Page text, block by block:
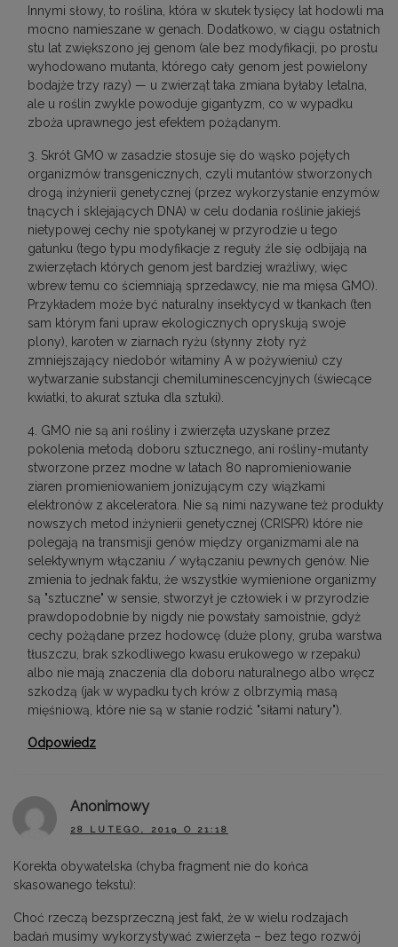
Innymi słowy, to roślina, która w skutek tysięcy lat hodowli ma
mocno namieszane w genach. Dodatkowo, w ciągu ostatnich
stu lat zwiększono jej genom (ale bez modyfikacji, po prostu
wyhodowano mutanta, którego cały genom jest powielony
bodajże trzy razy) — u zwierząt taka zmiana byłaby letalna,
ale u roślin zwykle powoduje gigantyzm, co w wypadku
zboża uprawnego jest efektem pożądanym.
3. Skrót GMO w zasadzie stosuje się do wąsko pojętych
organizmów transgenicznych, czyli mutantów stworzonych
drogą inżynierii genetycznej (przez wykorzystanie enzymów
tnących i sklejających DNA) w celu dodania roślinie jakiejś
nietypowej cechy nie spotykanej w przyrodzie u tego
gatunku (tego typu modyfikacje z reguły źle się odbijają na
zwierzętach których genom jest bardziej wrażliwy, więc
wbrew temu co ściemniają sprzedawcy, nie ma mięsa GMO).
Przykładem może być naturalny insektycyd w tkankach (ten
sam którym fani upraw ekologicznych opryskują swoje
plony), karoten w ziarnach ryżu (słynny złoty ryż
zmniejszający niedobór witaminy A w pożywieniu) czy
wytwarzanie substancji chemiluminescencyjnych (świecące
kwiatki, to akurat sztuka dla sztuki).
4. GMO nie są ani rośliny i zwierzęta uzyskane przez
pokolenia metodą doboru sztucznego, ani rośliny-mutanty
stworzone przez modne w latach 80 napromieniowanie
ziaren promieniowaniem jonizującym czy wiązkami
elektronów z akceleratora. Nie są nimi nazywane też produkty
nowszych metod inżynierii genetycznej (CRISPR) które nie
polegają na transmisji genów między organizmami ale na
selektywnym włączaniu / wyłączaniu pewnych genów. Nie
zmienia to jednak faktu, że wszystkie wymienione organizmy
są "sztuczne" w sensie, stworzył je człowiek i w przyrodzie
prawdopodobnie by nigdy nie powstały samoistnie, gdyż
cechy pożądane przez hodowcę (duże plony, gruba warstwa
tłuszczu, brak szkodliwego kwasu erukowego w rzepaku)
albo nie mają znaczenia dla doboru naturalnego albo wręcz
szkodzą (jak w wypadku tych krów z olbrzymią masą
mięśniową, które nie są w stanie rodzić "siłami natury").
Odpowiedz
Anonimowy
28 LUTEGO, 2019 O 21:18
Korekta obywatelska (chyba fragment nie do końca
skasowanego tekstu):
Choć rzeczą bezsprzeczną jest fakt, że w wielu rodzajach
badań musimy wykorzystywać zwierzęta – bez tego rozwój